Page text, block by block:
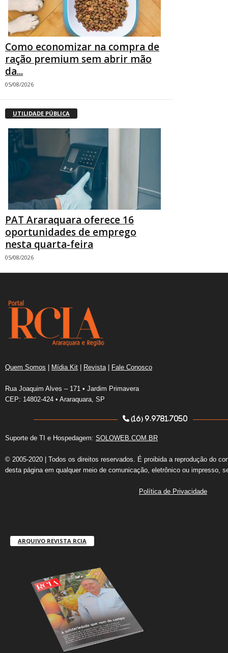
Como economizar na compra de
ração premium sem abrir mão
da...
05/08/2026
UTILIDADE PÚBLICA
PAT Araraquara oferece 16
oportunidades de emprego
nesta quarta-feira
05/08/2026
Quem Somos | Mídia Kit | Revista | Fale Conosco
Rua Joaquim Alves – 171 • Jardim Primavera
CEP: 14802-424 • Araraquara, SP
(16) 9.9781.7050
Suporte de TI e Hospedagem: SOLOWEB.COM.BR
© 2005-2020 | Todos os direitos reservados. É proibida a reprodução do
desta página em qualquer meio de comunicação, eletrônico ou impresso,
Política de Privacidade
ARQUIVO REVISTA RCIA